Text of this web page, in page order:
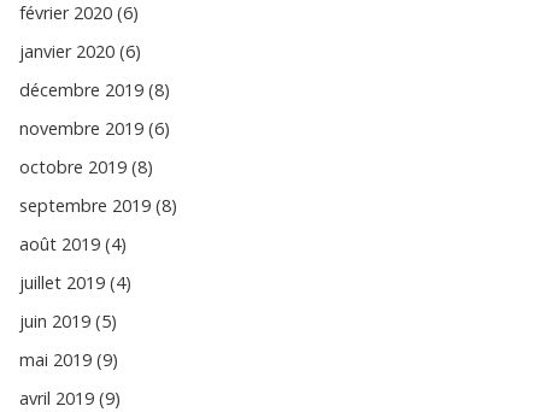
février 2020 (6)
janvier 2020 (6)
décembre 2019 (8)
novembre 2019 (6)
octobre 2019 (8)
septembre 2019 (8)
août 2019 (4)
juillet 2019 (4)
juin 2019 (5)
mai 2019 (9)
avril 2019 (9)